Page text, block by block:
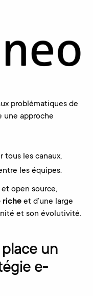
problématiques de
une approche
tous les canaux,
les équipes.
open source,
riche et d’une large
et son évolutivité.
un
e-